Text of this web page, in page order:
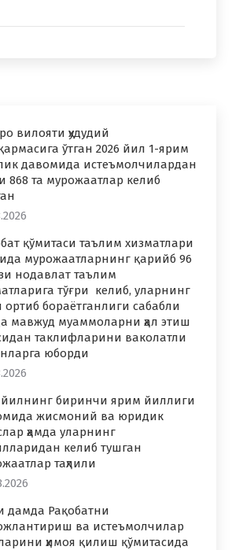
вилояти ҳудудий
ўтган 2026 йил 1-ярим
давомида истеъмолчилардан
868 та мурожаатлар келиб
қўмитаси таълим хизматлари
мурожаатларнинг қарийб 96
нодавлат таълим
тўғри келиб, уларнинг
ортиб бораётганлиги сабабли
мавжуд муаммоларни ҳал этиш
таклифларини ваколатли
юборди
йилнинг биринчи ярим йиллиги
жисмоний ва юридик
ҳамда уларнинг
келиб тушган
таҳлили
дамда Рақобатни
ва истеъмолчилар
ҳимоя қилиш қўмитасида